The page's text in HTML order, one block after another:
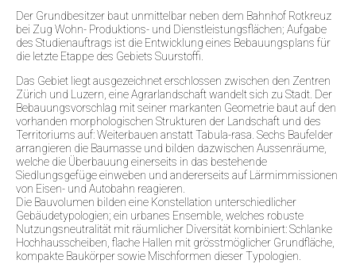
Der Grundbesitzer baut unmittelbar neben dem Bahnhof Rotkreuz
bei Zug Wohn- Produktions- und Dienstleistungsflächen; Aufgabe
des Studienauftrags ist die Entwicklung eines Bebauungsplans für
die letzte Etappe des Gebiets Suurstoffi.
Das Gebiet liegt ausgezeichnet erschlossen zwischen den Zentren
Zürich und Luzern, eine Agrarlandschaft wandelt sich zu Stadt. Der
Bebauungsvorschlag mit seiner markanten Geometrie baut auf den
vorhanden morphologischen Strukturen der Landschaft und des
Territoriums auf: Weiterbauen anstatt Tabula-rasa. Sechs Baufelder
arrangieren die Baumasse und bilden dazwischen Aussenräume,
welche die Überbauung einerseits in das bestehende
Siedlungsgefüge einweben und andererseits auf Lärmimmissionen
von Eisen- und Autobahn reagieren.
Die Bauvolumen bilden eine Konstellation unterschiedlicher
Gebäudetypologien; ein urbanes Ensemble, welches robuste
Nutzungsneutralität mit räumlicher Diversität kombiniert: Schlanke
Hochhausscheiben, flache Hallen mit grösstmöglicher Grundfläche,
kompakte Baukörper sowie Mischformen dieser Typologien.